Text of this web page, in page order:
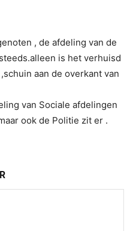
, de afdeling van de
steeds.alleen is het verhuisd
aan de overkant van
van Sociale afdelingen
ook de Politie zit er .